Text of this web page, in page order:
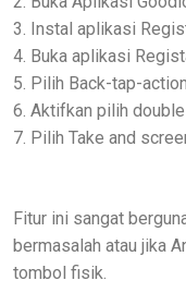
3. Instal aplikasi
4. Buka aplikasi
5. Pilih Back-tap-action
6. Aktifkan pilih double
7. Pilih Take and
Fitur ini sangat
bermasalah atau jika
tombol fisik.